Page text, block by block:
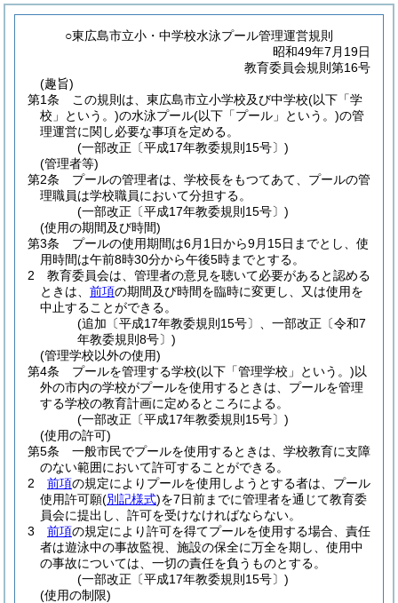
○東広島市立小・中学校水泳プール管理運営規則
昭和49年7月19日
教育委員会規則第16号
(趣旨)
第1条
この規則は、東広島市立小学校及び中学校(以下「学
校」という。)の水泳プール(以下「プール」という。)の管
理運営に関し必要な事項を定める。
(一部改正〔平成17年教委規則15号〕)
(管理者等)
第2条
プールの管理者は、学校長をもつてあて、プールの管
理職員は学校職員において分担する。
(一部改正〔平成17年教委規則15号〕)
(使用の期間及び時間)
第3条
プールの使用期間は6月1日から9月15日までとし、使
用時間は午前8時30分から午後5時までとする。
2
教育委員会は、管理者の意見を聴いて必要があると認める
ときは、 前項の期間及び時間を臨時に変更し、又は使用を
中止することができる。
(追加〔平成17年教委規則15号〕、一部改正〔令和7
年教委規則8号〕)
(管理学校以外の使用)
第4条
プールを管理する学校(以下「管理学校」という。)以
外の市内の学校がプールを使用するときは、プールを管理
する学校の教育計画に定めるところによる。
(一部改正〔平成17年教委規則15号〕)
(使用の許可)
第5条
一般市民でプールを使用するときは、学校教育に支障
のない範囲において許可することができる。
2
前項の規定によりプールを使用しようとする者は、プール
使用許可願(別記様式)を7日前までに管理者を通じて教育委
員会に提出し、許可を受けなければならない。
3
前項の規定により許可を得てプールを使用する場合、責任
者は遊泳中の事故監視、施設の保全に万全を期し、使用中
の事故については、一切の責任を負うものとする。
(一部改正〔平成17年教委規則15号〕)
(使用の制限)